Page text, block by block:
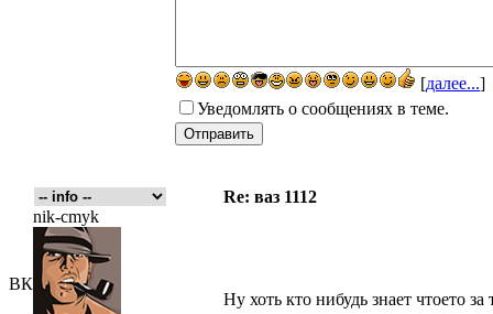
ВК
Re: ваз 1112
nik-cmyk
Ну хоть кто нибудь знает чтоето за
[далее...]
Уведомлять о сообщениях в теме.